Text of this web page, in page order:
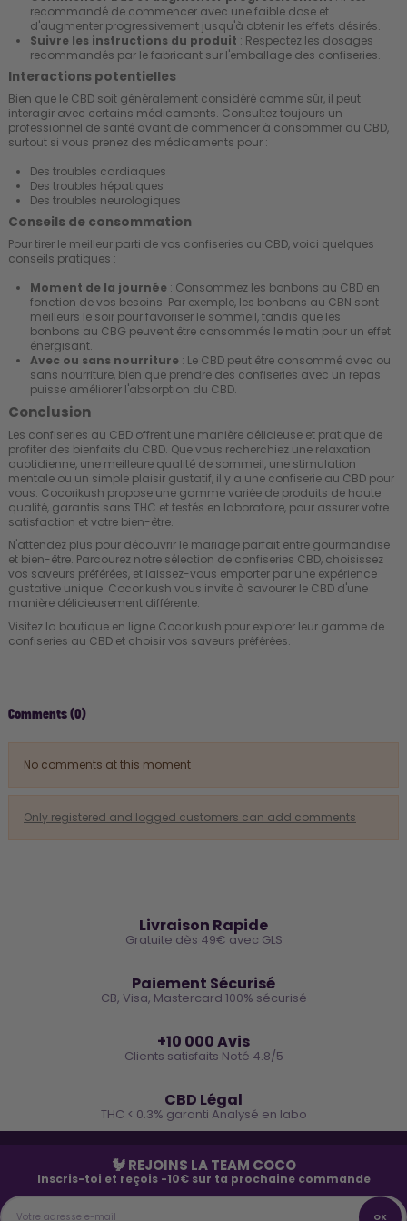
recommandé de commencer avec une faible dose et
d'augmenter progressivement jusqu'à obtenir les effets désirés.
Suivre les instructions du produit : Respectez les dosages
recommandés par le fabricant sur l'emballage des confiseries.
Interactions potentielles
Bien que le CBD soit généralement considéré comme sûr, il peut
interagir avec certains médicaments. Consultez toujours un
professionnel de santé avant de commencer à consommer du CBD,
surtout si vous prenez des médicaments pour :
Des troubles cardiaques
Des troubles hépatiques
Des troubles neurologiques
Conseils de consommation
Pour tirer le meilleur parti de vos confiseries au CBD, voici quelques
conseils pratiques :
Moment de la journée : Consommez les bonbons au CBD en
fonction de vos besoins. Par exemple, les bonbons au CBN sont
meilleurs le soir pour favoriser le sommeil, tandis que les
bonbons au CBG peuvent être consommés le matin pour un effet
énergisant.
Avec ou sans nourriture : Le CBD peut être consommé avec ou
sans nourriture, bien que prendre des confiseries avec un repas
puisse améliorer l'absorption du CBD.
Conclusion
Les confiseries au CBD offrent une manière délicieuse et pratique de
profiter des bienfaits du CBD. Que vous recherchiez une relaxation
quotidienne, une meilleure qualité de sommeil, une stimulation
mentale ou un simple plaisir gustatif, il y a une confiserie au CBD pour
vous. Cocorikush propose une gamme variée de produits de haute
qualité, garantis sans THC et testés en laboratoire, pour assurer votre
satisfaction et votre bien-être.
N'attendez plus pour découvrir le mariage parfait entre gourmandise
et bien-être. Parcourez notre sélection de confiseries CBD, choisissez
vos saveurs préférées, et laissez-vous emporter par une expérience
gustative unique. Cocorikush vous invite à savourer le CBD d'une
manière délicieusement différente.
Visitez la boutique en ligne Cocorikush pour explorer leur gamme de
confiseries au CBD et choisir vos saveurs préférées.
Comments (0)
No comments at this moment
Only registered and logged customers can add comments
Livraison Rapide
Gratuite dès 49€ avec GLS
Paiement Sécurisé
CB, Visa, Mastercard 100% sécurisé
+10 000 Avis
Clients satisfaits Noté 4.8/5
CBD Légal
THC < 0.3% garanti Analysé en labo
🐓 REJOINS LA TEAM COCO
Inscris-toi et reçois -10€ sur ta prochaine commande